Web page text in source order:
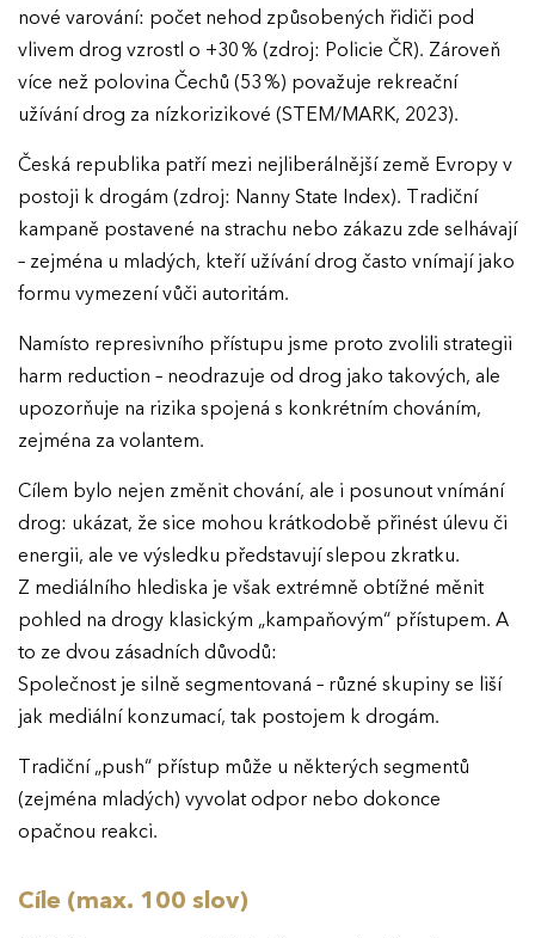
nové varování: počet nehod způsobených řidiči pod
vlivem drog vzrostl o +30 % (zdroj: Policie ČR). Zároveň
více než polovina Čechů (53 %) považuje rekreační
užívání drog za nízkorizikové (STEM/MARK, 2023).
Česká republika patří mezi nejliberálnější země Evropy v
postoji k drogám (zdroj: Nanny State Index). Tradiční
kampaně postavené na strachu nebo zákazu zde selhávají
– zejména u mladých, kteří užívání drog často vnímají jako
formu vymezení vůči autoritám.
Namísto represivního přístupu jsme proto zvolili strategii
harm reduction – neodrazuje od drog jako takových, ale
upozorňuje na rizika spojená s konkrétním chováním,
zejména za volantem.
Cílem bylo nejen změnit chování, ale i posunout vnímání
drog: ukázat, že sice mohou krátkodobě přinést úlevu či
energii, ale ve výsledku představují slepou zkratku.
Z mediálního hlediska je však extrémně obtížné měnit
pohled na drogy klasickým „kampaňovým“ přístupem. A
to ze dvou zásadních důvodů:
Společnost je silně segmentovaná – různé skupiny se liší
jak mediální konzumací, tak postojem k drogám.
Tradiční „push“ přístup může u některých segmentů
(zejména mladých) vyvolat odpor nebo dokonce
opačnou reakci.
Cíle (max. 100 slov)